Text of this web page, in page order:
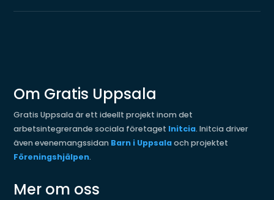
Om Gratis Uppsala
Gratis Uppsala är ett ideellt projekt inom det
arbetsintegrerande sociala företaget Initcia. Initcia driver
även evenemangssidan Barn i Uppsalaoch projektet
Föreningshjälpen.
Mer om oss